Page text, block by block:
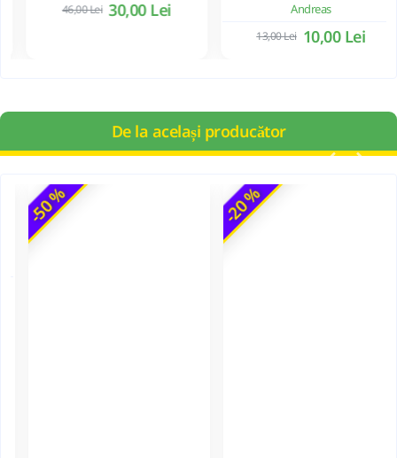
-35 % Astazi...
46,00 Lei
-23 %Despre suflet - Nichita Stithat